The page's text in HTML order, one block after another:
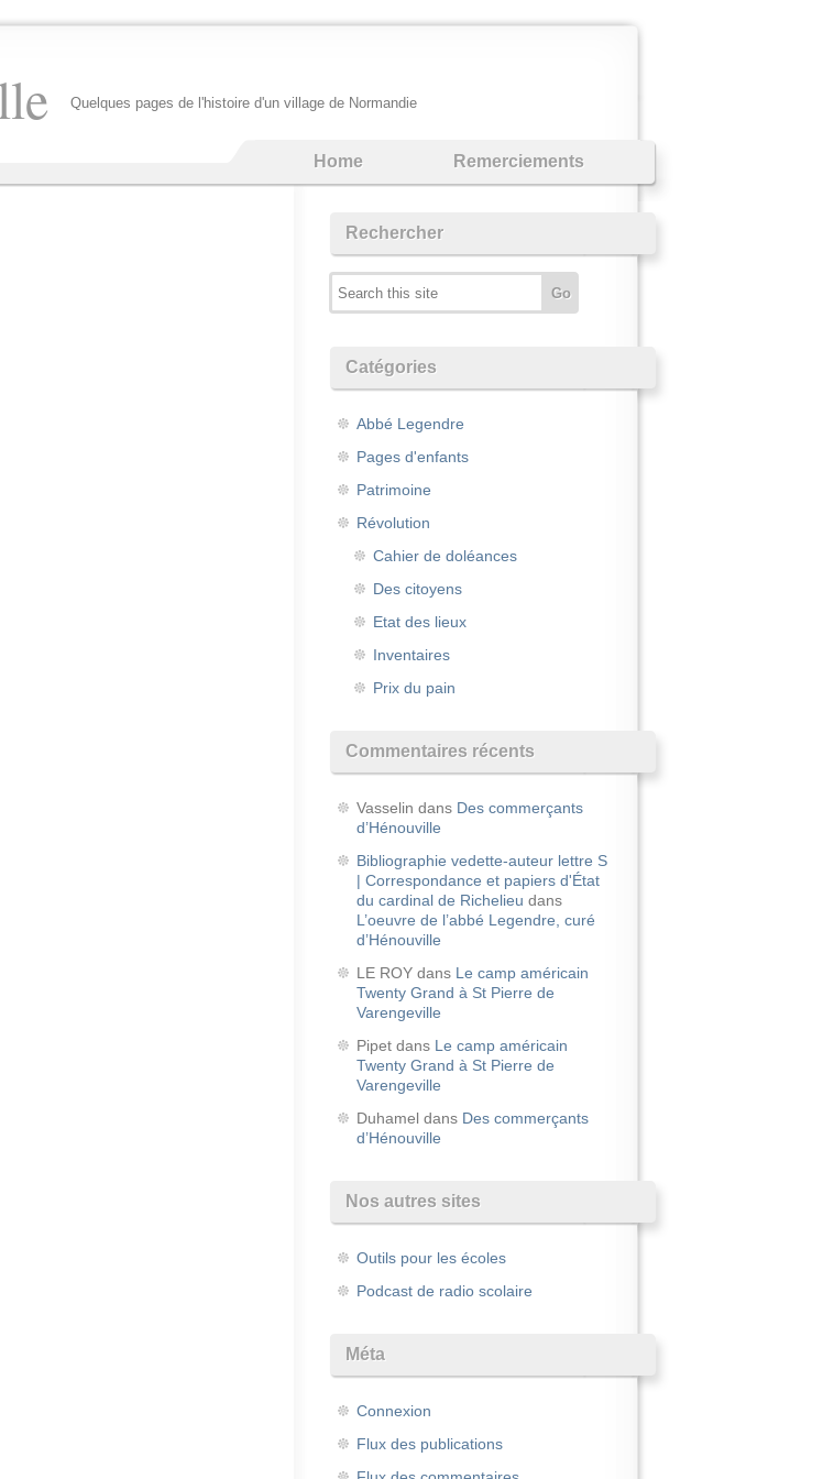
Quelques pages de l'histoire d'un village de Normandie
Home Remerciements
Rechercher
Catégories
Abbé Legendre
Pages d'enfants
Patrimoine
Révolution
Cahier de doléances
Des citoyens
Etat des lieux
Inventaires
Prix du pain
Commentaires récents
Vasselin dans Des commerçants
d’Hénouville
Bibliographie vedette-auteur lettre S
| Correspondance et papiers d'État
du cardinal de Richelieu dans
L’oeuvre de l’abbé Legendre, curé
d’Hénouville
LE ROY dans Le camp américain
Twenty Grand à St Pierre de
Varengeville
Pipet dans Le camp américain
Twenty Grand à St Pierre de
Varengeville
Duhamel dans Des commerçants
d’Hénouville
Nos autres sites
Outils pour les écoles
Podcast de radio scolaire
Méta
Connexion
Flux des publications